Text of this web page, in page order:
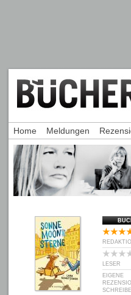
LESER
EIGENE
Home Meldungen